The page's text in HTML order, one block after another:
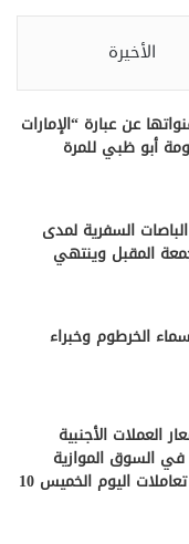
الأخيرة
عن عبارة “الإمارات
أبو ظبي للمرة
السفرية لمدى
المقبل وينتهي
الخرطوم وخبراء
العملات الأجنبية
في السوق الموازية
والبنوك السودانية في تعاملات اليوم الخميس 10